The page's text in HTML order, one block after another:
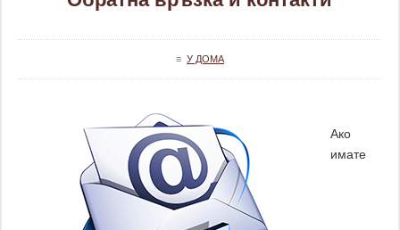
≡ У ДОМА
Ако
имате